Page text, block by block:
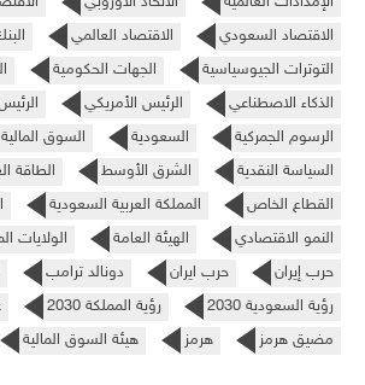
الاقتصاد السعودي
الاقتصاد العالمي
التوترات الجيوسياسية
الجهات الحكومية
الذكاء الاصطناعي
الرئيس الأمريكي
الرسوم الجمركية
السعودية
السوق المالية
السياسة النقدية
الشرق الأوسط
الطاقة
القطاع الخاص
المملكة العربية السعودية
النمو الاقتصادي
الهيئة العامة
الولايات
حرب إيران
حرب ايران دونالد ترامب
رؤية السعودية 2030
رؤية المملكة 2030
مضيق هرمز
هرمز هيئة السوق المالية